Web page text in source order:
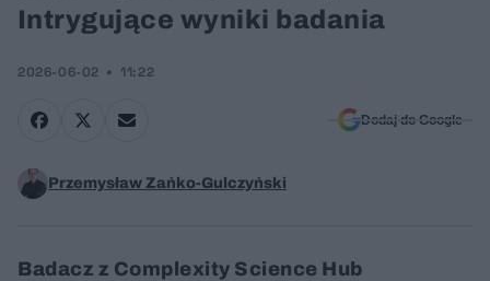
Intrygujące wyniki badania
2026-06-02 11:22
Dodaj do Google
Przemysław Zańko-Gulczyński
Badacz z Complexity Science Hub